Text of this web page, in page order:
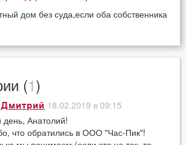
дом без суда,если оба собственника
(1)
Дмитрий 18.02.2019 в 09:15
Анатолий!
что обратились в ООО "Час-Пик"!